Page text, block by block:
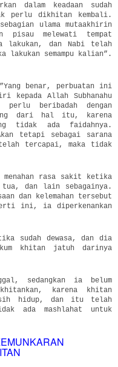
dalam keadaan sudah
perlu dikhitan kembali.
ulama mutaakhirin
pisau melewati tempat
lakukan, dan Nabi telah
lakukan semampu kalian”.
benar, perbuatan ini
kepada Allah Subhanahu
perlu beribadah dengan
dari hal itu, karena
tidak ada faidahnya.
tetapi sebagai sarana
tercapai, maka tidak
rasa sakit ketika
dan lain sebagainya.
dan kelemahan tersebut
ini, ia diperkenankan
sudah dewasa, dan dia
khitan jatuh darinya
sedangkan ia belum
karena khitan
hidup, dan itu telah
ada mashlahat untuk